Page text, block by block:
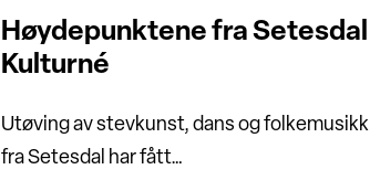
Høydepunktene fra Setesdal
Kulturné
Utøving av stevkunst, dans og folkemusikk
fra Setesdal har fått…